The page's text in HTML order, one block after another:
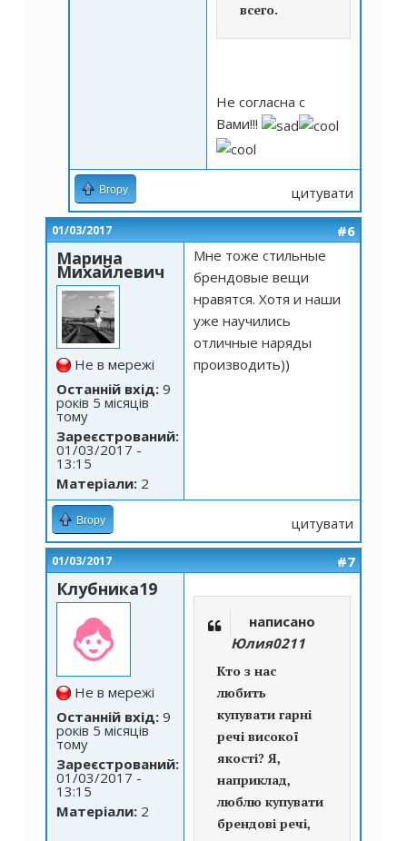
всего.
Не согласна с
Вами!!!
Вгору цитувати
01/03/2017 #6
Марина
Михайлевич
Не в мережі
Останній вхід: 9
років 5 місяців
тому
Зареєстрований:
01/03/2017 -
13:15
Матеріали: 2
Мне тоже стильные
брендовые вещи
нравятся. Хотя и наши
уже научились
отличные наряды
производить))
Вгору цитувати
01/03/2017 #7
Клубника19
Не в мережі
Останній вхід: 9
років 5 місяців
тому
Зареєстрований:
01/03/2017 -
13:15
Матеріали: 2
написано
Юлия0211
Кто з нас
любить
купувати гарні
речі високої
якості? Я,
наприклад,
люблю купувати
брендові речі,